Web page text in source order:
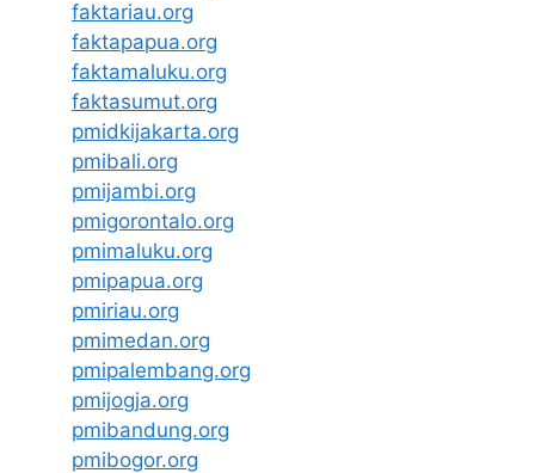
faktariau.org
faktapapua.org
faktamaluku.org
faktasumut.org
pmidkijakarta.org
pmibali.org
pmijambi.org
pmigorontalo.org
pmimaluku.org
pmipapua.org
pmiriau.org
pmimedan.org
pmipalembang.org
pmijogja.org
pmibandung.org
pmibogor.org